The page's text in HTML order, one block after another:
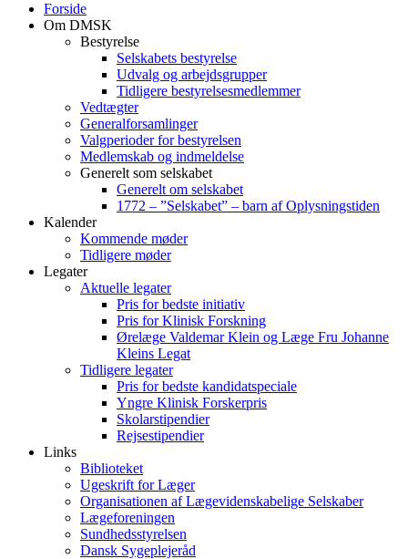
Forside
Om DMSK
Bestyrelse
Selskabets bestyrelse
Udvalg og arbejdsgrupper
Tidligere bestyrelsesmedlemmer
Vedtægter
Generalforsamlinger
Valgperioder for bestyrelsen
Medlemskab og indmeldelse
Generelt som selskabet
Generelt om selskabet
1772 – ”Selskabet” – barn af Oplysningstiden
Kalender
Kommende møder
Tidligere møder
Legater
Aktuelle legater
Pris for bedste initiativ
Pris for Klinisk Forskning
Ørelæge Valdemar Klein og Læge Fru Johanne
Kleins Legat
Tidligere legater
Pris for bedste kandidatspeciale
Yngre Klinisk Forskerpris
Skolarstipendier
Rejsestipendier
Links
Biblioteket
Ugeskrift for Læger
Organisationen af Lægevidenskabelige Selskaber
Lægeforeningen
Sundhedsstyrelsen
Dansk Sygeplejeråd